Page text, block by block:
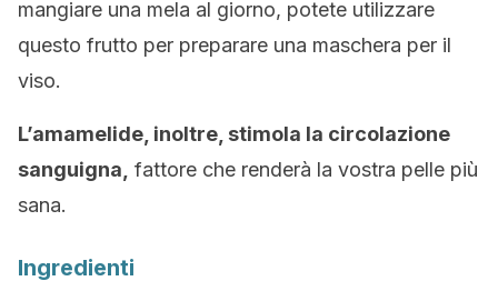
mangiare una mela al giorno, potete utilizzare
questo frutto per preparare una maschera per il
viso.
L’amamelide, inoltre, stimola la circolazione
sanguigna, fattore che renderà la vostra pelle più
sana.
Ingredienti